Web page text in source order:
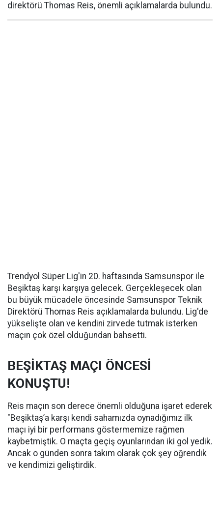
direktörü Thomas Reis, önemli açıklamalarda bulundu.
Trendyol Süper Lig'in 20. haftasında Samsunspor ile
Beşiktaş karşı karşıya gelecek. Gerçekleşecek olan
bu büyük mücadele öncesinde Samsunspor Teknik
Direktörü Thomas Reis açıklamalarda bulundu. Lig'de
yükselişte olan ve kendini zirvede tutmak isterken
maçın çok özel olduğundan bahsetti.
BEŞİKTAŞ MAÇI ÖNCESİ
KONUŞTU!
Reis maçın son derece önemli olduğuna işaret ederek
"Beşiktaş’a karşı kendi sahamızda oynadığımız ilk
maçı iyi bir performans göstermemize rağmen
kaybetmiştik. O maçta geçiş oyunlarından iki gol yedik.
Ancak o günden sonra takım olarak çok şey öğrendik
ve kendimizi geliştirdik.